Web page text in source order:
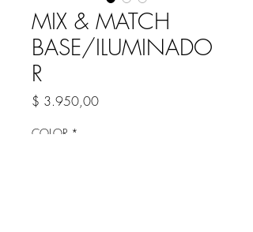
MIX & MATCH
BASE/ILUMINADO
R
$ 3.950,00Precio
COLOR *